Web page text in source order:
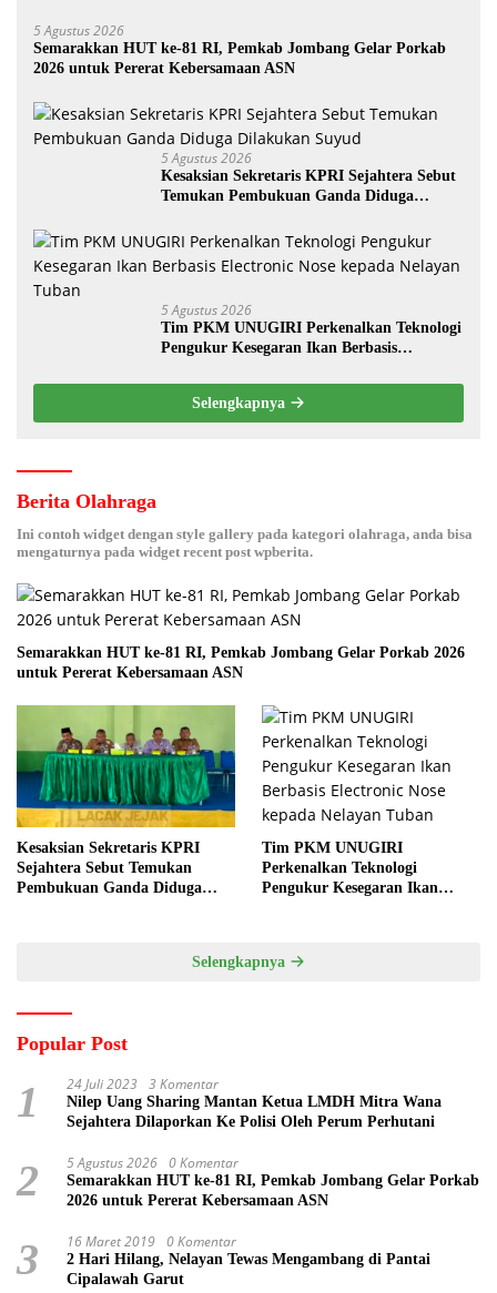
5 Agustus 2026
Semarakkan HUT ke-81 RI, Pemkab Jombang Gelar Porkab
2026 untuk Pererat Kebersamaan ASN
5 Agustus 2026
Kesaksian Sekretaris KPRI Sejahtera Sebut
Temukan Pembukuan Ganda Diduga
5 Agustus 2026
Tim PKM UNUGIRI Perkenalkan Teknologi
Pengukur Kesegaran Ikan Berbasis
Selengkapnya
Berita Olahraga
Ini contoh widget dengan style gallery pada kategori olahraga, anda bisa
mengaturnya pada widget recent post wpberita.
Semarakkan HUT ke-81 RI, Pemkab Jombang Gelar Porkab 2026
untuk Pererat Kebersamaan ASN
Kesaksian Sekretaris KPRI
Sejahtera Sebut Temukan
Pembukuan Ganda Diduga
Tim PKM UNUGIRI
Perkenalkan Teknologi
Pengukur Kesegaran Ikan
Selengkapnya
Popular Post
1 24 Juli 2023 3 Komentar
Nilep Uang Sharing Mantan Ketua LMDH Mitra Wana
Sejahtera Dilaporkan Ke Polisi Oleh Perum Perhutani
2 5 Agustus 2026 0 Komentar
Semarakkan HUT ke-81 RI, Pemkab Jombang Gelar Porkab
2026 untuk Pererat Kebersamaan ASN
3 16 Maret 2019 0 Komentar
2 Hari Hilang, Nelayan Tewas Mengambang di Pantai
Cipalawah Garut